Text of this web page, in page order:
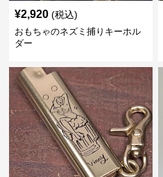
¥2,920 (税込)
おもちゃのネズミ捕りキーホル
ダー